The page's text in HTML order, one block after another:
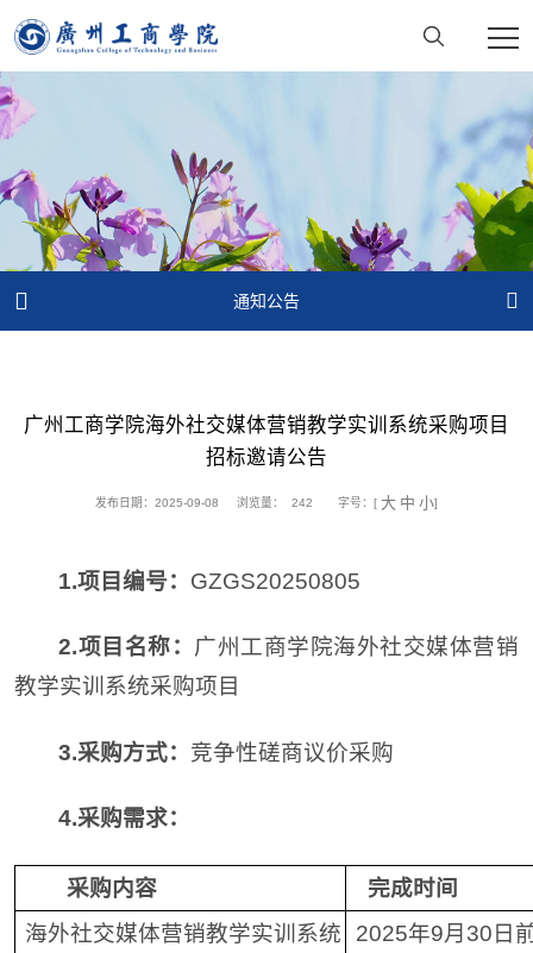
 通知公告 
广州工商学院海外社交媒体营销教学实训系统采购项目
招标邀请公告
发布日期：2025-09-08 浏览量： 242 字号：[ 大 中 小]
1.项目编号： GZGS20250805
2.项目名称： 广州工商学院海外社交媒体营销
教学实训系统采购项目
3.采购方式： 竞争性磋商议价采购
4.采购需求：
采购内容
完成时间
海外社交媒体营销教学实训系统
2025年9月30日